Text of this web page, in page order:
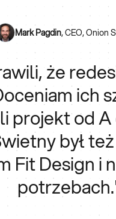
Mark Pagdin,CEO, Onion
że
ich
projekt od
był
Fit Design i